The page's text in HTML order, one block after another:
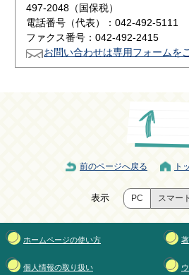
497-2048（国保税）
電話番号（代表）：042-492-5111
ファクス番号：042-492-2415
お問い合わせは専用フォームを
前のページへ戻る ト
表示 PC スマー
ホームページの使い方
個人情報の取り扱い